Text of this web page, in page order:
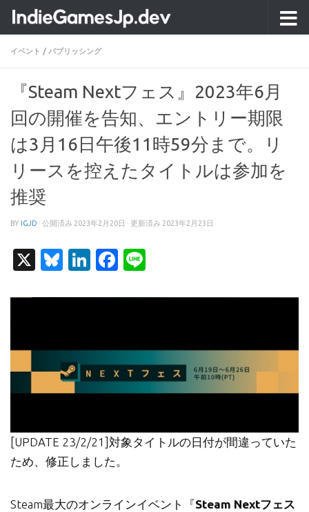
コンテンツへスキップ
イベント / パブリッシング
『Steam Nextフェス』2023年6月
回の開催を告知、エントリー期限
は3月16日午後11時59分まで。リ
リースを控えたタイトルは参加を
推奨
BY IGJD · 公開済み 2023年2月20日 · 更新済み 2023年2月23日
X Bluesky
LinkedIn
Facebook
[UPDATE 23/2/21]対象タイトルの日付が間違っていた
ため、修正しました。
Steam最大のオンラインイベント『Steam Nextフェス